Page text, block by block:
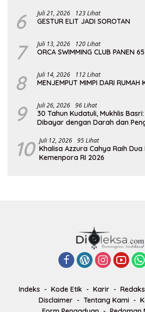
6 Juli 21, 2026 123 Lihat
GESTUR ELIT JADI SOROTAN
7 Juli 13, 2026 120 Lihat
ORCA SWIMMING CLUB PANEN
8 Juli 14, 2026 112 Lihat
MENJEMPUT MIMPI DARI RUMAH
9 Juli 26, 2026 96 Lihat
30 Tahun Kudatuli, Mukhlis
Dibayar dengan Darah dan
10 Juli 12, 2026 95 Lihat
Khalisa Azzura Cahya Raih Dua
Kemenpora RI 2026
Indeks Kode Etik Karir
Disclaimer
Tentang Kami